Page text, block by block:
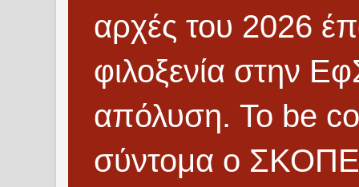
αρχές του 2026
φιλοξενία στην
απόλυση. To be
σύντομα ο